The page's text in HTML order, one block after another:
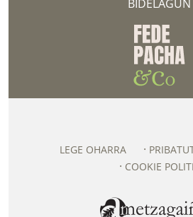
BIDELAGUN
LEGE OHARRA
COOKIE